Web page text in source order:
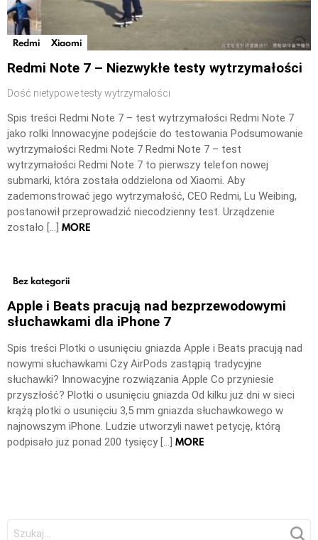
Redmi Xiaomi
Redmi Note 7 – Niezwykłe testy wytrzymałości
Dość nietypowe testy wytrzymałości
Spis treści Redmi Note 7 – test wytrzymałości Redmi Note 7
jako rolki Innowacyjne podejście do testowania Podsumowanie
wytrzymałości Redmi Note 7 Redmi Note 7 – test
wytrzymałości Redmi Note 7 to pierwszy telefon nowej
submarki, która została oddzielona od Xiaomi. Aby
zademonstrować jego wytrzymałość, CEO Redmi, Lu Weibing,
postanowił przeprowadzić niecodzienny test. Urządzenie
zostało […] MORE
Bez kategorii
Apple i Beats pracują nad bezprzewodowymi
słuchawkami dla iPhone 7
Spis treści Plotki o usunięciu gniazda Apple i Beats pracują nad
nowymi słuchawkami Czy AirPods zastąpią tradycyjne
słuchawki? Innowacyjne rozwiązania Apple Co przyniesie
przyszłość? Plotki o usunięciu gniazda Od kilku już dni w sieci
krążą plotki o usunięciu 3,5 mm gniazda słuchawkowego w
najnowszym iPhone. Ludzie utworzyli nawet petycję, którą
podpisało już ponad 200 tysięcy […] MORE
Szukaj: